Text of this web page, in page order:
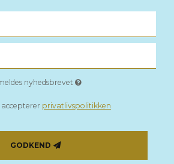
nyhedsbrevet
privatlivspolitikken
GODKEND